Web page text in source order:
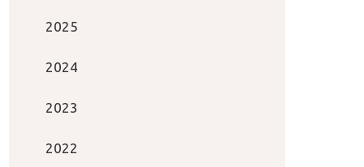
2025
2024
2023
2022